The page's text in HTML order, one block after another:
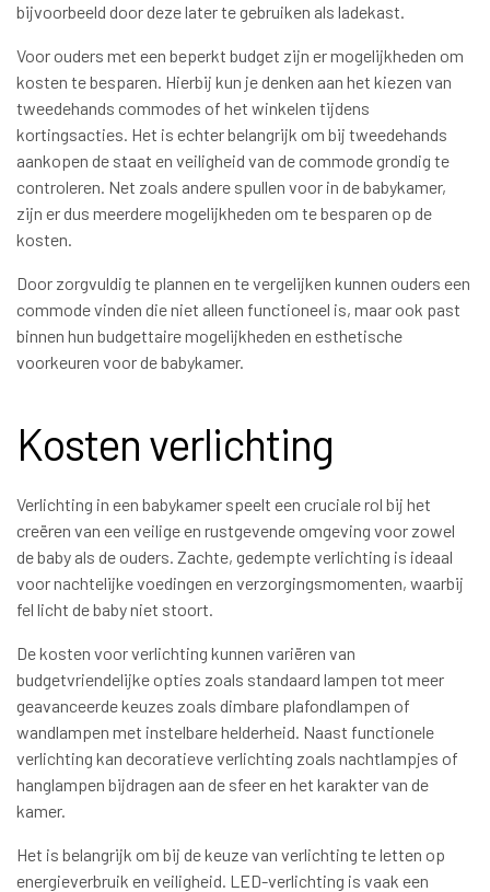
bijvoorbeeld door deze later te gebruiken als ladekast.
Voor ouders met een beperkt budget zijn er mogelijkheden om
kosten te besparen. Hierbij kun je denken aan het kiezen van
tweedehands commodes of het winkelen tijdens
kortingsacties. Het is echter belangrijk om bij tweedehands
aankopen de staat en veiligheid van de commode grondig te
controleren. Net zoals andere spullen voor in de babykamer,
zijn er dus meerdere mogelijkheden om te besparen op de
kosten.
Door zorgvuldig te plannen en te vergelijken kunnen ouders een
commode vinden die niet alleen functioneel is, maar ook past
binnen hun budgettaire mogelijkheden en esthetische
voorkeuren voor de babykamer.
Kosten verlichting
Verlichting in een babykamer speelt een cruciale rol bij het
creëren van een veilige en rustgevende omgeving voor zowel
de baby als de ouders. Zachte, gedempte verlichting is ideaal
voor nachtelijke voedingen en verzorgingsmomenten, waarbij
fel licht de baby niet stoort.
De kosten voor verlichting kunnen variëren van
budgetvriendelijke opties zoals standaard lampen tot meer
geavanceerde keuzes zoals dimbare plafondlampen of
wandlampen met instelbare helderheid. Naast functionele
verlichting kan decoratieve verlichting zoals nachtlampjes of
hanglampen bijdragen aan de sfeer en het karakter van de
kamer.
Het is belangrijk om bij de keuze van verlichting te letten op
energieverbruik en veiligheid. LED-verlichting is vaak een